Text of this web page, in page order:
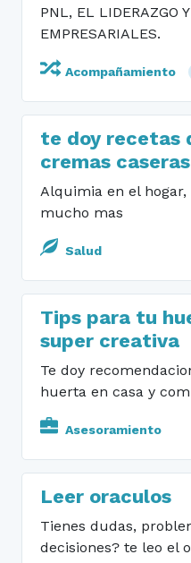
PNL, EL LIDERAZGO
EMPRESARIALES.
Acompañamiento
te doy recetas
cremas caseras
Alquimia en el
mucho mas
Salud
Tips para tu
super creativa
Te doy
huerta en casa y
Asesoramiento
Leer oraculos
Tienes dudas,
decisiones? te leo el